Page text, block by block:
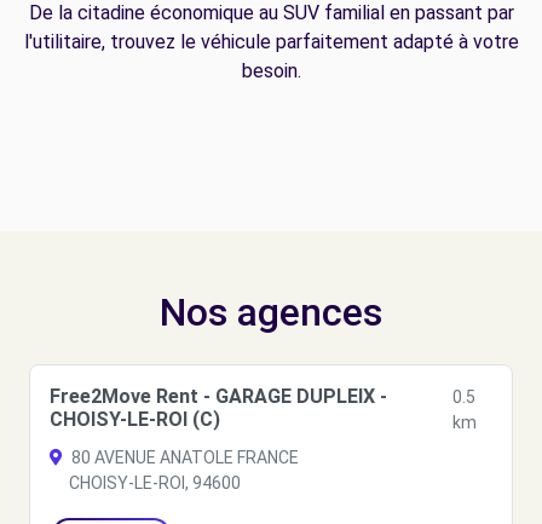
De la citadine économique au SUV familial en passant par
l'utilitaire, trouvez le véhicule parfaitement adapté à votre
besoin.
Nos agences
Free2Move Rent - GARAGE DUPLEIX -
CHOISY-LE-ROI (C)
0.5
km
80 AVENUE ANATOLE FRANCE
CHOISY-LE-ROI, 94600